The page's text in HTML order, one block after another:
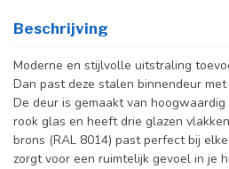
Beschrijving
Moderne en stijlvolle uitstraling
Dan past deze stalen binnendeur
De deur is gemaakt van
rook glas en heeft drie glazen
brons (RAL 8014) past perfect bij
zorgt voor een ruimtelijk gevoel in je